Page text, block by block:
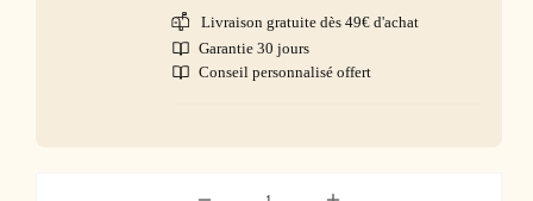
Livraison gratuite dès 49€ d'achat
Garantie 30 jours
Conseil personnalisé offert